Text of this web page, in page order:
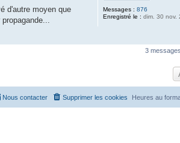
Messages : 876
Enregistré le : dim. 30 nov.
d'autre moyen que
3
Heures au
Supprimer les cookies
Nous contacter